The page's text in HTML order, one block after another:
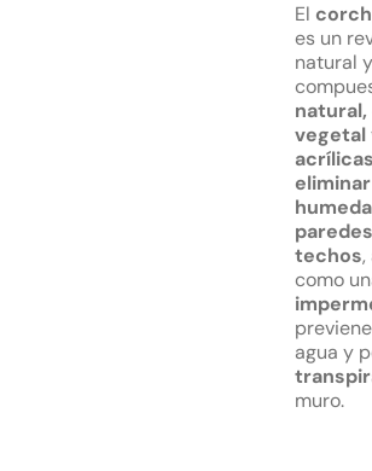
El
es un
natural
vegetal
acrílicas
techos,
como
agua y
muro.